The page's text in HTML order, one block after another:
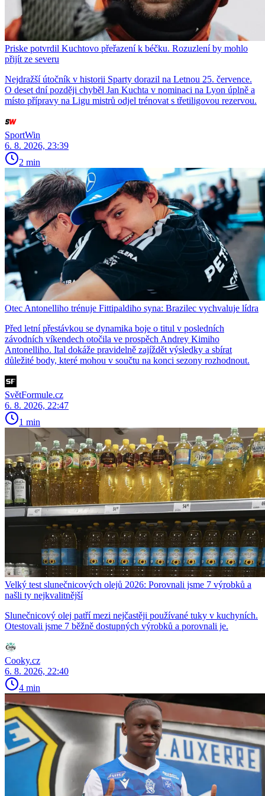
Priske potvrdil Kuchtovo přeřazení k béčku. Rozuzlení by mohlo
přijít ze severu
Nejdražší útočník v historii Sparty dorazil na Letnou 25. července.
O deset dní později chyběl Jan Kuchta v nominaci na Lyon úplně a
místo přípravy na Ligu mistrů odjel trénovat s třetiligovou rezervou.
SportWin
6. 8. 2026, 23:39
2 min
Otec Antonelliho trénuje Fittipaldiho syna: Brazilec vychvaluje lídra
Před letní přestávkou se dynamika boje o titul v posledních
závodních víkendech otočila ve prospěch Andrey Kimiho
Antonelliho. Ital dokáže pravidelně zajíždět výsledky a sbírat
důležité body, které mohou v součtu na konci sezony rozhodnout.
SvětFormule.cz
6. 8. 2026, 22:47
1 min
Velký test slunečnicových olejů 2026: Porovnali jsme 7 výrobků a
našli ty nejkvalitnější
Slunečnicový olej patří mezi nejčastěji používané tuky v kuchyních.
Otestovali jsme 7 běžně dostupných výrobků a porovnali je.
Cooky.cz
6. 8. 2026, 22:40
4 min